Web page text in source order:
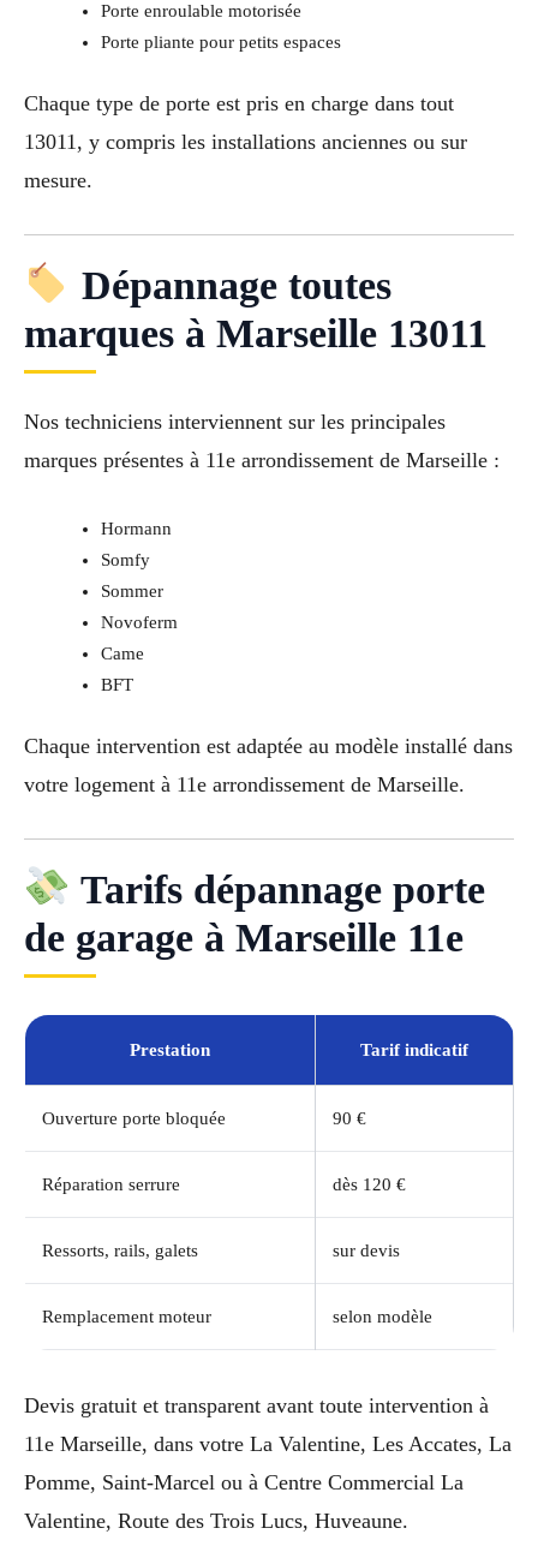
Porte enroulable motorisée
Porte pliante pour petits espaces
Chaque type de porte est pris en charge dans tout
13011, y compris les installations anciennes ou sur
mesure.
Dépannage toutes
marques à Marseille 13011
Nos techniciens interviennent sur les principales
marques présentes à 11e arrondissement de Marseille :
Hormann
Somfy
Sommer
Novoferm
Came
BFT
Chaque intervention est adaptée au modèle installé dans
votre logement à 11e arrondissement de Marseille.
Tarifs dépannage porte
de garage à Marseille 11e
Prestation Tarif indicatif
Ouverture porte bloquée 90 €
Réparation serrure dès 120 €
Ressorts, rails, galets sur devis
Remplacement moteur selon modèle
Devis gratuit et transparent avant toute intervention à
11e Marseille, dans votre La Valentine, Les Accates, La
Pomme, Saint-Marcel ou à Centre Commercial La
Valentine, Route des Trois Lucs, Huveaune.